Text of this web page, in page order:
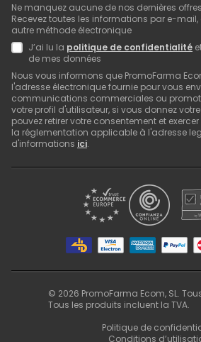
Ne manquez aucune de nos dernières
Recevez toutes les informations par e-mail,
autre méthode électronique
J’ai lu la politique de confidentialité
de mes données
Nous vous informons que PromoFarma
l'adresse électronique fournie pour vous
communications commerciales ou
votre profil d'utilisateur, si vous donnez
pouvez retirer votre consentement et
la réglementation applicable à l'adresse
d'informations ici.
© 2026 PromoFarma Ecom, SL.
Tous les produits incluent la TVA.
Politique de
Conditions